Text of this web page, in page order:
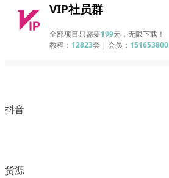
VIP社员群
全部项目只需要199元，无限下载！
教程： 12823套 | 会员： 151653800
抖音
货源